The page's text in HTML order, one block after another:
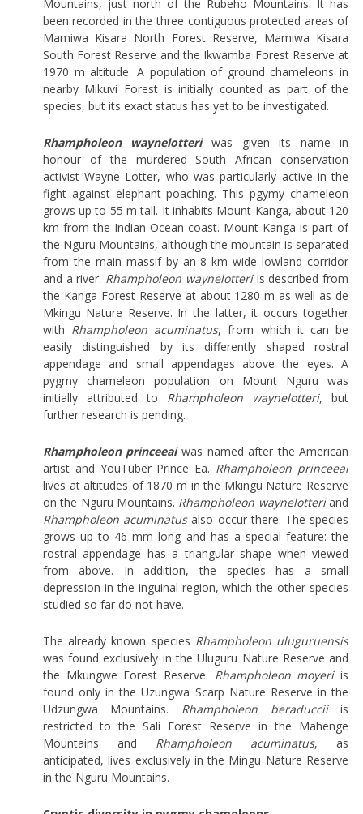
Mountains, just north of the Rubeho Mountains. It has
been recorded in the three contiguous protected areas of
Mamiwa Kisara North Forest Reserve, Mamiwa Kisara
South Forest Reserve and the Ikwamba Forest Reserve at
1970 m altitude. A population of ground chameleons in
nearby Mikuvi Forest is initially counted as part of the
species, but its exact status has yet to be investigated.
Rhampholeon waynelotteriwas given its name in
honour of the murdered South African conservation
activist Wayne Lotter, who was particularly active in the
fight against elephant poaching. This pgymy chameleon
grows up to 55 m tall. It inhabits Mount Kanga, about 120
km from the Indian Ocean coast. Mount Kanga is part of
the Nguru Mountains, although the mountain is separated
from the main massif by an 8 km wide lowland corridor
and a river. Rhampholeon waynelotteriis described from
the Kanga Forest Reserve at about 1280 m as well as de
Mkingu Nature Reserve. In the latter, it occurs together
with Rhampholeon acuminatus, from which it can be
easily distinguished by its differently shaped rostral
appendage and small appendages above the eyes. A
pygmy chameleon population on Mount Nguru was
initially attributed to Rhampholeon waynelotteri, but
further research is pending.
Rhampholeon princeeaiwas named after the American
artist and YouTuber Prince Ea. Rhampholeon princeeai
lives at altitudes of 1870 m in the Mkingu Nature Reserve
on the Nguru Mountains. Rhampholeon waynelotteriand
Rhampholeon acuminatusalso occur there. The species
grows up to 46 mm long and has a special feature: the
rostral appendage has a triangular shape when viewed
from above. In addition, the species has a small
depression in the inguinal region, which the other species
studied so far do not have.
The already known species Rhampholeon uluguruensis
was found exclusively in the Uluguru Nature Reserve and
the Mkungwe Forest Reserve. Rhampholeon moyeriis
found only in the Uzungwa Scarp Nature Reserve in the
Udzungwa Mountains. Rhampholeon beraducciiis
restricted to the Sali Forest Reserve in the Mahenge
Mountains and Rhampholeon acuminatus, as
anticipated, lives exclusively in the Mingu Nature Reserve
in the Nguru Mountains.